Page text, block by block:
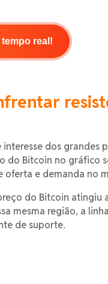
real!
interesse dos
do Bitcoin no gráfico
oferta e demanda no
do Bitcoin
mesma região, a
de suporte.